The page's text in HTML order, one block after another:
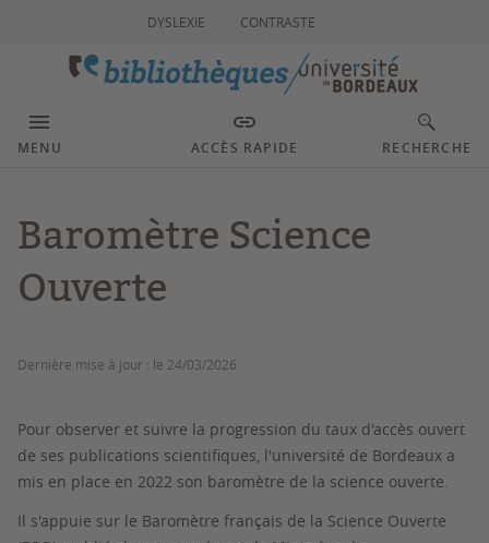
DYSLEXIE CONTRASTE
MENU ACCÈS RAPIDE RECHERCHE
Baromètre Science
Ouverte
Dernière mise à jour : le 24/03/2026
Pour observer et suivre la progression du taux d'accès ouvert
de ses publications scientifiques, l'université de Bordeaux a
mis en place en 2022 son baromètre de la science ouverte.
Il s'appuie sur le Baromètre français de la Science Ouverte